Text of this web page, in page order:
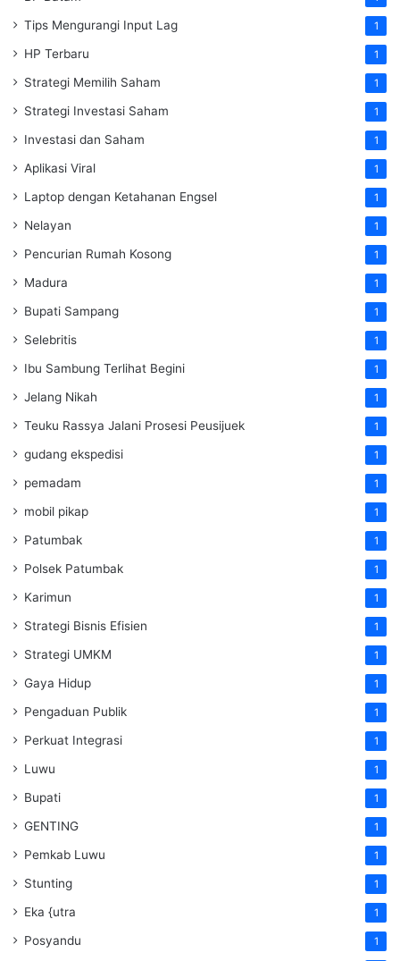
Tips Mengurangi Input Lag 1
HP Terbaru 1
Strategi Memilih Saham 1
Strategi Investasi Saham 1
Investasi dan Saham 1
Aplikasi Viral 1
Laptop dengan Ketahanan Engsel 1
Nelayan 1
Pencurian Rumah Kosong 1
Madura 1
Bupati Sampang 1
Selebritis 1
Ibu Sambung Terlihat Begini 1
Jelang Nikah 1
Teuku Rassya Jalani Prosesi Peusijuek 1
gudang ekspedisi 1
pemadam 1
mobil pikap 1
Patumbak 1
Polsek Patumbak 1
Karimun 1
Strategi Bisnis Efisien 1
Strategi UMKM 1
Gaya Hidup 1
Pengaduan Publik 1
Perkuat Integrasi 1
Luwu 1
Bupati 1
GENTING 1
Pemkab Luwu 1
Stunting 1
Eka {utra 1
Posyandu 1